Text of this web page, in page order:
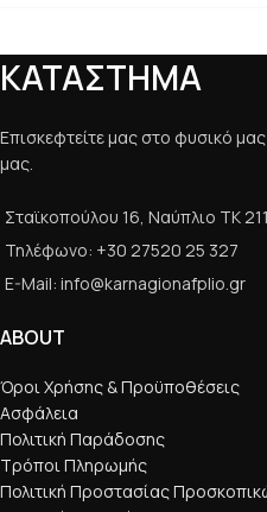
ΚΑΤΑΣΤΗΜΑ
Επισκεφτείτε μας στο φυσικό
μας.
Σταϊκοπούλου 16, Ναύπλιο ΤΚ
Τηλέφωνο: +30 27520 25 327
E-Mail: info@karnagionafplio.gr
ABOUT
Όροι Χρήσης & Προϋποθέσεις
Ασφάλεια
Πολιτική Παράδοσης
Τρόποι Πληρωμής
Πολιτική Προστασίας